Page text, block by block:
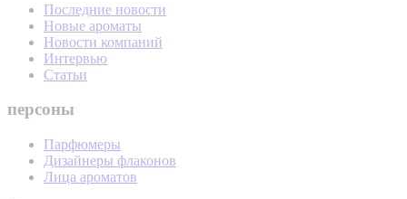
Последние новости
Новые ароматы
Новости компаний
Интервью
Статьи
персоны
Парфюмеры
Дизайнеры флаконов
Лица ароматов